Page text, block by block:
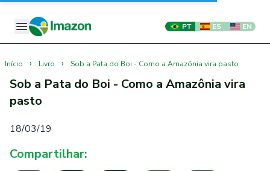
PT ES EN
Início › Livro › Sob a Pata do Boi - Como a Amazônia vira pasto
Sob a Pata do Boi - Como a Amazônia vira
pasto
18/03/19
Compartilhar: